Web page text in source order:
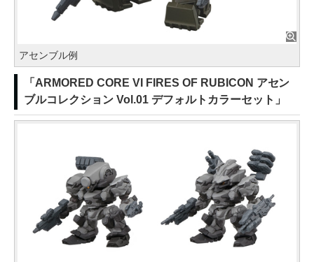
アセンブル例
「ARMORED CORE VI FIRES OF RUBICON アセン
ブルコレクション Vol.01 デフォルトカラーセット」